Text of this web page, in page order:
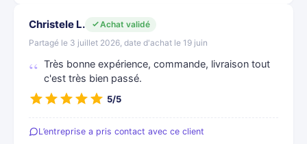
Christele L.
Achat validé
Partagé le 3 juillet 2026, date d'achat le 19 juin
Très bonne expérience, commande, livraison tout
c'est très bien passé.
5/5
L’entreprise a pris contact avec ce client